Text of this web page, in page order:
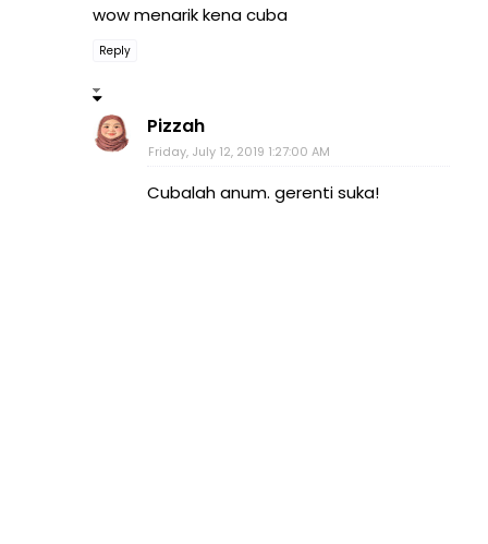
wow menarik kena cuba
Reply
Pizzah
Friday, July 12, 2019 1:27:00 AM
Cubalah anum. gerenti suka!